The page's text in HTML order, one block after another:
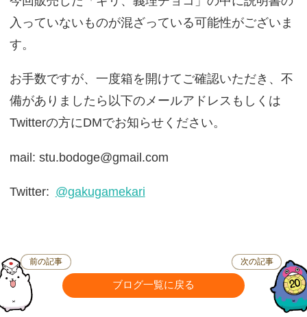
入っていないものが混ざっている可能性がございま
す。
お手数ですが、一度箱を開けてご確認いただき、不
備がありましたら以下のメールアドレスもしくは
Twitterの方にDMでお知らせください。
mail: stu.bodoge@gmail.com
Twitter: @gakugamekari
前の記事
ブログ一覧に戻る
次の記事